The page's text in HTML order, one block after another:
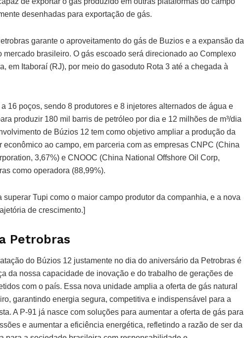
desenhadas para exportação de gás.
garante o aproveitamento do gás de Buzios e a expansão da
mercado brasileiro. O gás escoado será direcionado ao Complexo
em Itaboraí (RJ), por meio do gasoduto Rota 3 até a chegada à
16 poços, sendo 8 produtores e 8 injetores alternados de água e
produzir 180 mil barris de petróleo por dia e 12 milhões de m³/dia
de Búzios 12 tem como objetivo ampliar a produção da
econômico ao campo, em parceria com as empresas CNPC (China
3,67%) e CNOOC (China National Offshore Oil Corp,
como operadora (88,99%).
superar Tupi como o maior campo produtor da companhia, e a nova
de crescimento.]
Petrobras
do Búzios 12 justamente no dia do aniversário da Petrobras é
da nossa capacidade de inovação e do trabalho de gerações de
com o país. Essa nova unidade amplia a oferta de gás natural
garantindo energia segura, competitiva e indispensável para a
A P-91 já nasce com soluções para aumentar a oferta de gás para
e aumentar a eficiência energética, refletindo a razão de ser da